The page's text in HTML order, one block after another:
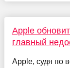
Apple
главный
Apple, судя по